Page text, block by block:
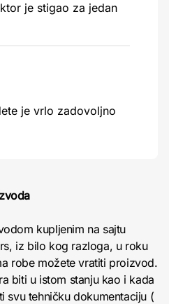
je stigao za jedan
je vrlo zadovoljno
kupljenim na sajtu
iz bilo kog razloga, u roku
robe možete vratiti proizvod.
biti u istom stanju kao i kada
svu tehničku dokumentaciju (